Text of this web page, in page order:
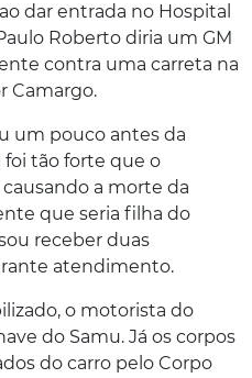
dar entrada no Hospital
Roberto diria um GM
contra uma carreta na
Camargo.
um pouco antes da
foi tão forte que o
a morte da
que seria filha do
receber duas
atendimento.
o motorista do
do Samu. Já os corpos
do carro pelo Corpo